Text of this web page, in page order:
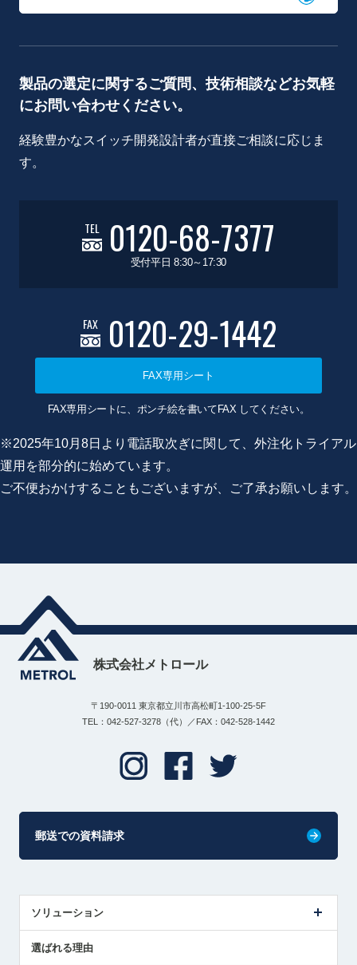
製品の選定に関するご質問、技術相談などお気軽
にお問い合わせください。
経験豊かなスイッチ開発設計者が直接ご相談に応じま
す。
TEL 0120-68-7377
受付平日 8:30～17:30
FAX 0120-29-1442
FAX専用シート
FAX専用シートに、ポンチ絵を書いてFAX してください。
※2025年10月8日より電話取次ぎに関して、外注化トライアル
運用を部分的に始めています。
ご不便おかけすることもございますが、ご了承お願いします。
株式会社メトロール
〒190-0011 東京都立川市高松町1-100-25-5F
TEL：042-527-3278（代）／FAX：042-528-1442
郵送での資料請求
ソリューション
解決策提案
選ばれる理由